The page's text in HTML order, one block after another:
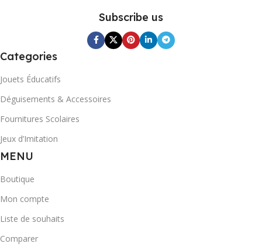
Subscribe us
Categories
Jouets Éducatifs
Déguisements & Accessoires
Fournitures Scolaires
Jeux d’Imitation
MENU
Boutique
Mon compte
Liste de souhaits
Comparer